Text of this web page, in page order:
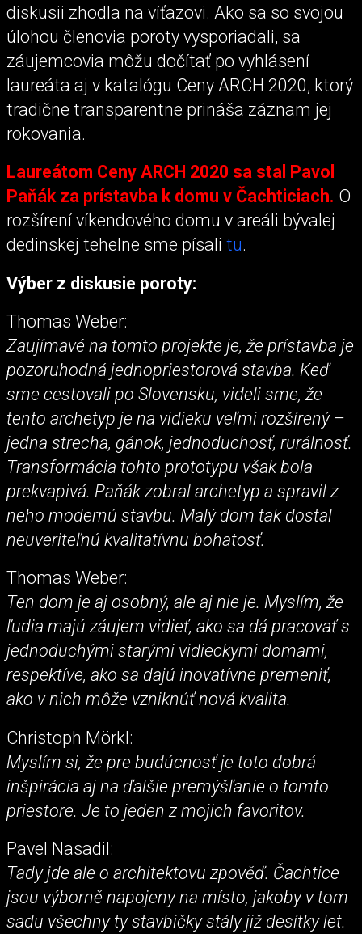
diskusii zhodla na víťazovi. Ako sa so svojou
úlohou členovia poroty vysporiadali, sa
záujemcovia môžu dočítať po vyhlásení
laureáta aj v katalógu Ceny ARCH 2020, ktorý
tradične transparentne prináša záznam jej
rokovania.
Laureátom Ceny ARCH 2020 sa stal Pavol
Paňák za prístavba k domu v Čachticiach. O
rozšírení víkendového domu v areáli bývalej
dedinskej tehelne sme písali tu.
Výber z diskusie poroty:
Thomas Weber:
Zaujímavé na tomto projekte je, že prístavba je
pozoruhodná jednopriestorová stavba. Keď
sme cestovali po Slovensku, videli sme, že
tento archetyp je na vidieku veľmi rozšírený –
jedna strecha, gánok, jednoduchosť, rurálnosť.
Transformácia tohto prototypu však bola
prekvapivá. Paňák zobral archetyp a spravil z
neho modernú stavbu. Malý dom tak dostal
neuveriteľnú kvalitatívnu bohatosť.
Thomas Weber:
Ten dom je aj osobný, ale aj nie je. Myslím, že
ľudia majú záujem vidieť, ako sa dá pracovať s
jednoduchými starými vidieckymi domami,
respektíve, ako sa dajú inovatívne premeniť,
ako v nich môže vzniknúť nová kvalita.
Christoph Mörkl:
Myslím si, že pre budúcnosť je toto dobrá
inšpirácia aj na ďalšie premýšľanie o tomto
priestore. Je to jeden z mojich favoritov.
Pavel Nasadil:
Tady jde ale o architektovu zpověď. Čachtice
jsou výborně napojeny na místo, jakoby v tom
sadu všechny ty stavbičky stály již desítky let.